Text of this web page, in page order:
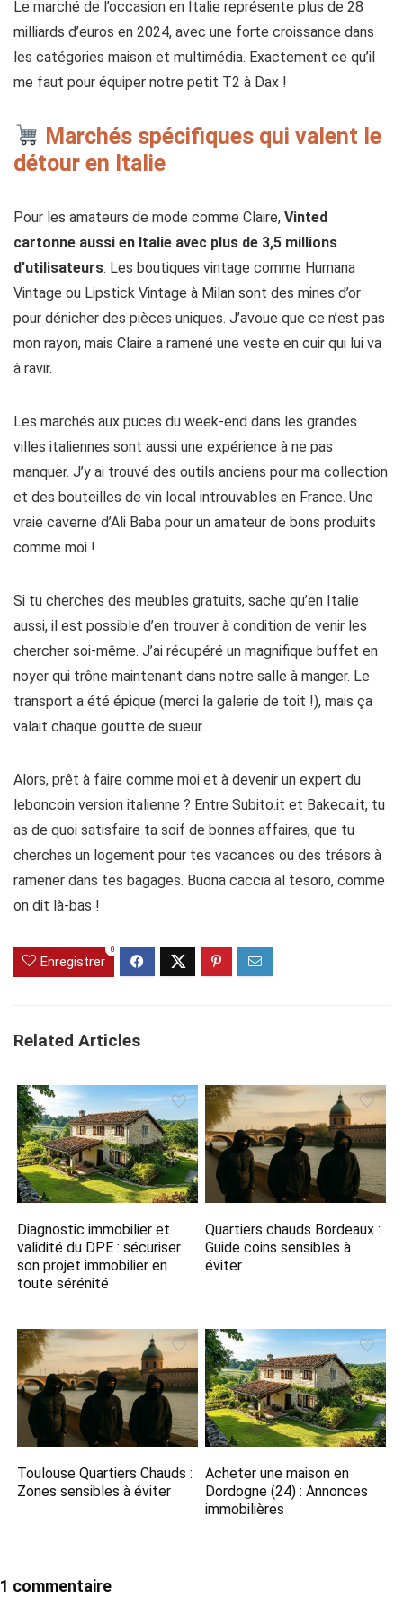
Le marché de l’occasion en Italie représente plus de 28
milliards d’euros en 2024, avec une forte croissance dans
les catégories maison et multimédia. Exactement ce qu’il
me faut pour équiper notre petit T2 à Dax !
Marchés spécifiques qui valent le
détour en Italie
Pour les amateurs de mode comme Claire, Vinted
cartonne aussi en Italie avec plus de 3,5 millions
d’utilisateurs. Les boutiques vintage comme Humana
Vintage ou Lipstick Vintage à Milan sont des mines d’or
pour dénicher des pièces uniques. J’avoue que ce n’est pas
mon rayon, mais Claire a ramené une veste en cuir qui lui va
à ravir.
Les marchés aux puces du week-end dans les grandes
villes italiennes sont aussi une expérience à ne pas
manquer. J’y ai trouvé des outils anciens pour ma collection
et des bouteilles de vin local introuvables en France. Une
vraie caverne d’Ali Baba pour un amateur de bons produits
comme moi !
Si tu cherches des meubles gratuits, sache qu’en Italie
aussi, il est possible d’en trouver à condition de venir les
chercher soi-même. J’ai récupéré un magnifique buffet en
noyer qui trône maintenant dans notre salle à manger. Le
transport a été épique (merci la galerie de toit !), mais ça
valait chaque goutte de sueur.
Alors, prêt à faire comme moi et à devenir un expert du
leboncoin version italienne ? Entre Subito.it et Bakeca.it, tu
as de quoi satisfaire ta soif de bonnes affaires, que tu
cherches un logement pour tes vacances ou des trésors à
ramener dans tes bagages. Buona caccia al tesoro, comme
on dit là-bas !
Enregistrer
0
Related Articles
Diagnostic immobilier et
validité du DPE : sécuriser
son projet immobilier en
toute sérénité
Quartiers chauds Bordeaux :
Guide coins sensibles à
éviter
Toulouse Quartiers Chauds :
Zones sensibles à éviter
Acheter une maison en
Dordogne (24) : Annonces
immobilières
1 commentaire